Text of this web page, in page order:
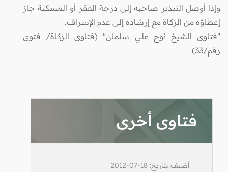
وإذا أوصل التبذير صاحبه إلى درجة الفقر أو المسكنة جاز
إعطاؤه من الزكاة مع إرشاده إلى عدم الإسراف.
"فتاوى الشيخ نوح علي سلمان" (فتاوى الزكاة/ فتوى
رقم/33)
فتاوى أخرى
أضيف بتاريخ: 18-07-2012